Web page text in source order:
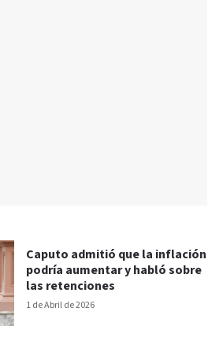
1 de Abril de 2026
Caputo admitió que la inflación
podría aumentar y habló sobre
las retenciones